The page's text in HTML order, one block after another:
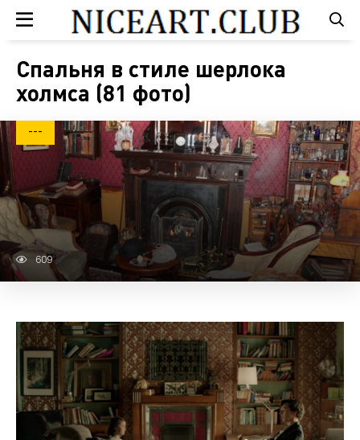
Спальня в стиле шерлока
холмса (81 фото)
---
609